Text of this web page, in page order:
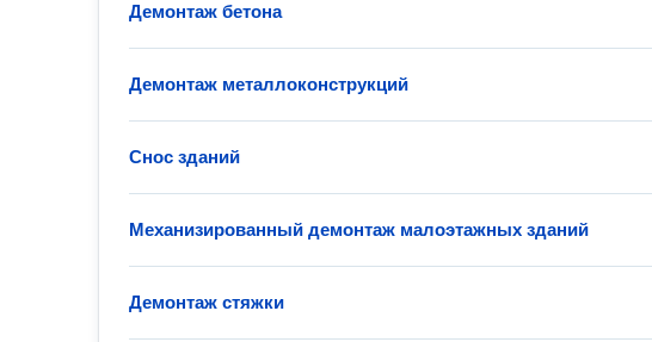
Демонтаж бетона
Демонтаж металлоконструкций
Снос зданий
Механизированный демонтаж малоэтажных зданий
Демонтаж стяжки